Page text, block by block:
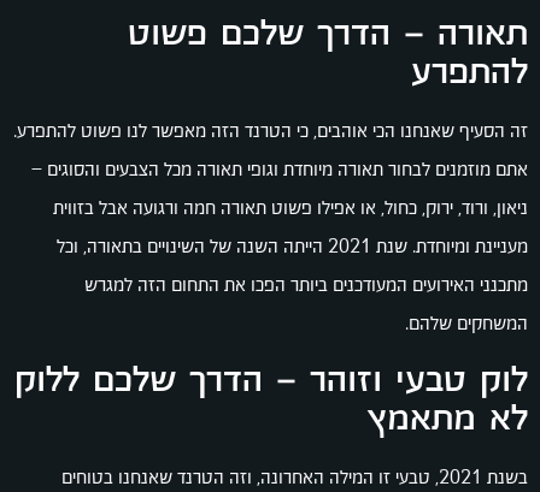
תאורה – הדרך שלכם פשוט
להתפרע
זה הסעיף שאנחנו הכי אוהבים, כי הטרנד הזה מאפשר לנו פשוט להתפרע.
אתם מוזמנים לבחור תאורה מיוחדת וגופי תאורה מכל הצבעים והסוגים –
ניאון, ורוד, ירוק, כחול, או אפילו פשוט תאורה חמה ורגועה אבל בזווית
מעניינת ומיוחדת. שנת 2021 הייתה השנה של השינויים בתאורה, וכל
מתכנני האירועים המעודכנים ביותר הפכו את התחום הזה למגרש
המשחקים שלהם.
לוק טבעי וזוהר – הדרך שלכם ללוק
לא מתאמץ
בשנת 2021, טבעי זו המילה האחרונה, וזה הטרנד שאנחנו בטוחים